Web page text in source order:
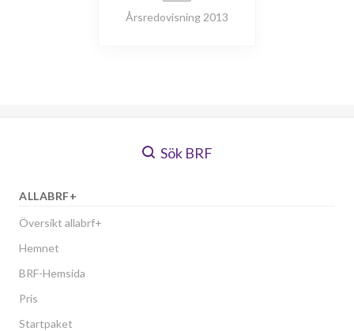
Årsredovisning 2013
Sök BRF
ALLABRF+
Översikt allabrf+
Hemnet
BRF-Hemsida
Pris
Startpaket